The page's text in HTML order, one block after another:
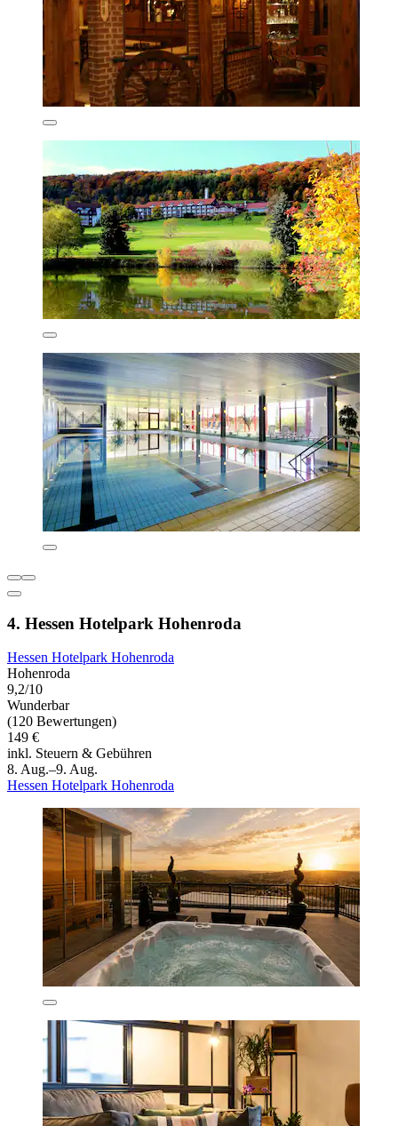
4. Hessen Hotelpark Hohenroda
Hessen Hotelpark Hohenroda
Hohenroda
9,2/10
Wunderbar
(120 Bewertungen)
149 €
inkl. Steuern & Gebühren
8. Aug.–9. Aug.
Hessen Hotelpark Hohenroda